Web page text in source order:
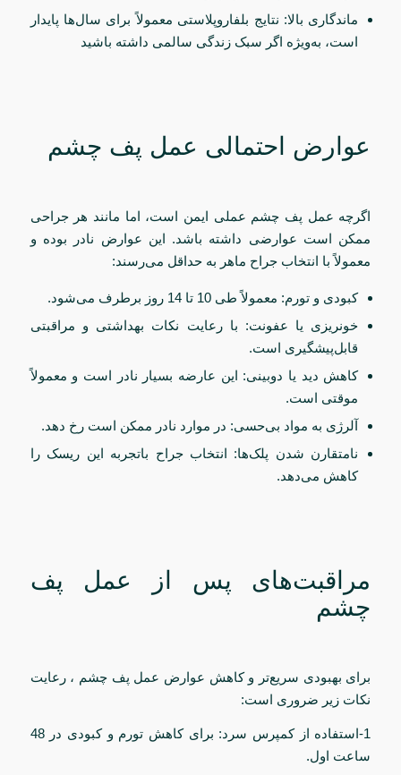
ماندگاری بالا: نتایج بلفاروپلاستی معمولاً برای سال‌ها پایدار
است، به‌ویژه اگر سبک زندگی سالمی داشته باشید
عوارض احتمالی عمل پف چشم
اگرچه عمل پف چشم عملی ایمن است، اما مانند هر جراحی
ممکن است عوارضی داشته باشد. این عوارض نادر بوده و
معمولاً با انتخاب جراح ماهر به حداقل می‌رسند:
کبودی و تورم: معمولاً طی 10 تا 14 روز برطرف می‌شود.
خونریزی یا عفونت: با رعایت نکات بهداشتی و مراقبتی
قابل‌پیشگیری است.
کاهش دید یا دوبینی: این عارضه بسیار نادر است و معمولاً
موقتی است.
آلرژی به مواد بی‌حسی: در موارد نادر ممکن است رخ دهد.
نامتقارن شدن پلک‌ها: انتخاب جراح باتجربه این ریسک را
کاهش می‌دهد.
مراقبت‌های پس از عمل پف
چشم
برای بهبودی سریع‌تر و کاهش عوارض عمل پف چشم ، رعایت
نکات زیر ضروری است:
1-استفاده از کمپرس سرد: برای کاهش تورم و کبودی در 48
ساعت اول.